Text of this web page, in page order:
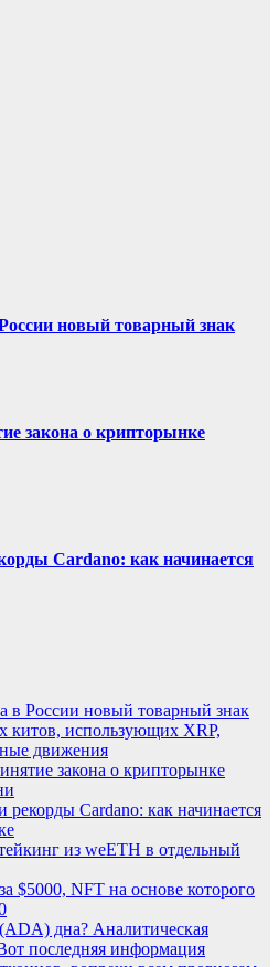
новый товарный знак
закона о крипторынке
Cardano: как начинается
в России новый товарный знак
китов, использующих XRP,
движения
закона о крипторынке
рекорды Cardano: как начинается
из weETH в отдельный
$5000, NFT на основе которого
дна? Аналитическая
последняя информация